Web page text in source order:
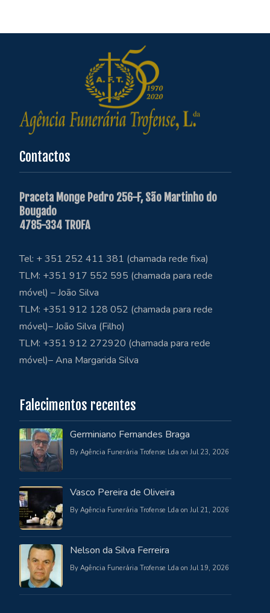
Contactos
Praceta Monge Pedro 256-F, São Martinho do
Bougado
4785-334 TROFA
Tel: + 351 252 411 381 (chamada rede fixa)
TLM: +351 917 552 595 (chamada para rede
móvel) – João Silva
TLM: +351 912 128 052 (chamada para rede
móvel)– João Silva (Filho)
TLM: +351 912 272920 (chamada para rede
móvel)– Ana Margarida Silva
Falecimentos recentes
Germiniano Fernandes Braga
By Agência Funerária Trofense Lda on Jul 23, 2026
Vasco Pereira de Oliveira
By Agência Funerária Trofense Lda on Jul 21, 2026
Nelson da Silva Ferreira
By Agência Funerária Trofense Lda on Jul 19, 2026